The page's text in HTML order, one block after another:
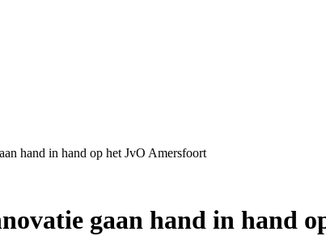
hand in hand op het JvO Amersfoort
gaan hand in hand